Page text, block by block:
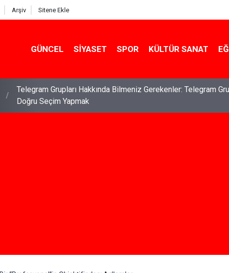
Arşiv Sitene Ekle
GÜNCEL SIYASET SPOR KÜLTÜR SANAT
İş Davaları: Haklarınızı Bilmek ve Koruma Altına Almak